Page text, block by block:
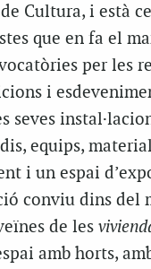
Cultura, i està
que en fa el
per les
i
seves
equips,
i un espai
conviu dins del
de les
amb horts,